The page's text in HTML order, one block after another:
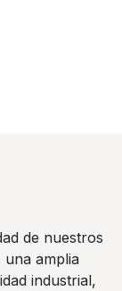
de nuestros
una amplia
industrial,